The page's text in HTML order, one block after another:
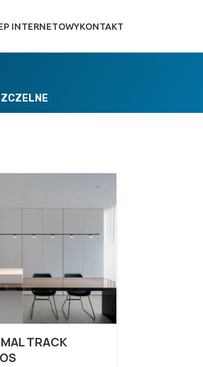
INTERNETOWYKONTAKT
TRACK